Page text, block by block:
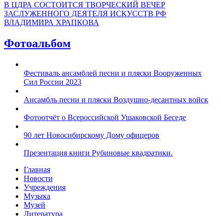
В ЦДРА СОСТОИТСЯ ТВОРЧЕСКИЙ ВЕЧЕР
ЗАСЛУЖЕННОГО ДЕЯТЕЛЯ ИСКУССТВ РФ
ВЛАДИМИРА ХРАПКОВА
Фотоальбом
Фестиваль ансамблей песни и пляски Вооруженных
Сил России 2023
Ансамбль песни и пляски Воздушно-десантных войск
Фотоотчёт о Всероссийской Ушаковской Беседе
90 лет Новосибирскому Дому офицеров
Презентация книги Рубиновые квадратики.
Главная
Новости
Учреждения
Музыка
Музей
Литература